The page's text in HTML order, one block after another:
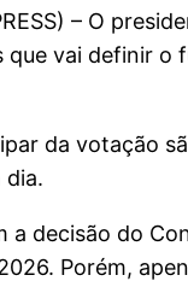
– O
que vai definir
da votação
dia.
a decisão do
Porém,